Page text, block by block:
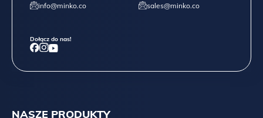
NASZE PRODUKTY
info@minko.co
sales@minko.co
Dołącz do nas!